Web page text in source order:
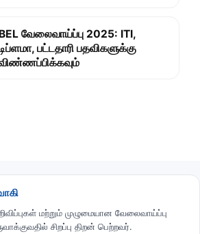
BEL வேலைவாய்ப்பு 2025: ITI,
பட்டதாரி பதவிகளுக்கு
மற்றும் முழுமையான வேலைவாய்ப்பு
சிறப்பு திறன் பெற்றவர்.